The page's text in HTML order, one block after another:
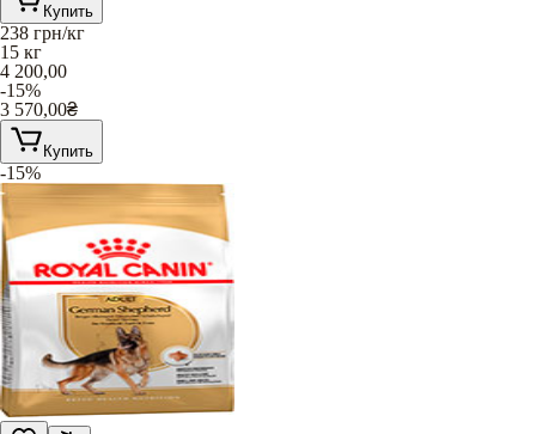
Купить
238 грн/кг
15 кг
4 200,00
-15%
3 570,00₴
Купить
-15%